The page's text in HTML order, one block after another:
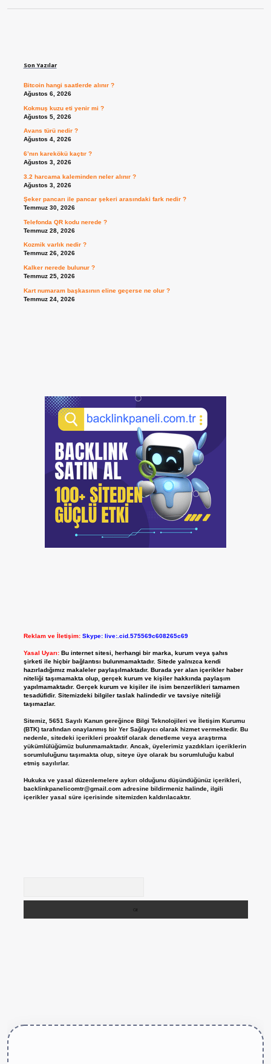
Son Yazılar
Bitcoin hangi saatlerde alınır ?
Ağustos 6, 2026
Kokmuş kuzu eti yenir mi ?
Ağustos 5, 2026
Avans türü nedir ?
Ağustos 4, 2026
6’nın karekökü kaçtır ?
Ağustos 3, 2026
3.2 harcama kaleminden neler alınır ?
Ağustos 3, 2026
Şeker pancarı ile pancar şekeri arasındaki fark nedir ?
Temmuz 30, 2026
Telefonda QR kodu nerede ?
Temmuz 28, 2026
Kozmik varlık nedir ?
Temmuz 26, 2026
Kalker nerede bulunur ?
Temmuz 25, 2026
Kart numaram başkasının eline geçerse ne olur ?
Temmuz 24, 2026
Reklam ve İletişim: Skype: live:.cid.575569c608265c69
Yasal Uyarı: Bu internet sitesi, herhangi bir marka, kurum veya şahıs
şirketi ile hiçbir bağlantısı bulunmamaktadır. Sitede yalnızca kendi
hazırladığımız makaleler paylaşılmaktadır. Burada yer alan içerikler haber
niteliği taşımamakta olup, gerçek kurum ve kişiler hakkında paylaşım
yapılmamaktadır. Gerçek kurum ve kişiler ile isim benzerlikleri tamamen
tesadüfidir. Sitemizdeki bilgiler taslak halindedir ve tavsiye niteliği
taşımazlar.
Sitemiz, 5651 Sayılı Kanun gereğince Bilgi Teknolojileri ve İletişim Kurumu
(BTK) tarafından onaylanmış bir Yer Sağlayıcı olarak hizmet vermektedir. Bu
nedenle, sitedeki içerikleri proaktif olarak denetleme veya araştırma
yükümlülüğümüz bulunmamaktadır. Ancak, üyelerimiz yazdıkları içeriklerin
sorumluluğunu taşımakta olup, siteye üye olarak bu sorumluluğu kabul
etmiş sayılırlar.
Hukuka ve yasal düzenlemelere aykırı olduğunu düşündüğünüz içerikleri,
backlinkpanelicomtr@gmail.comadresine bildirmeniz halinde, ilgili
içerikler yasal süre içerisinde sitemizden kaldırılacaktır.